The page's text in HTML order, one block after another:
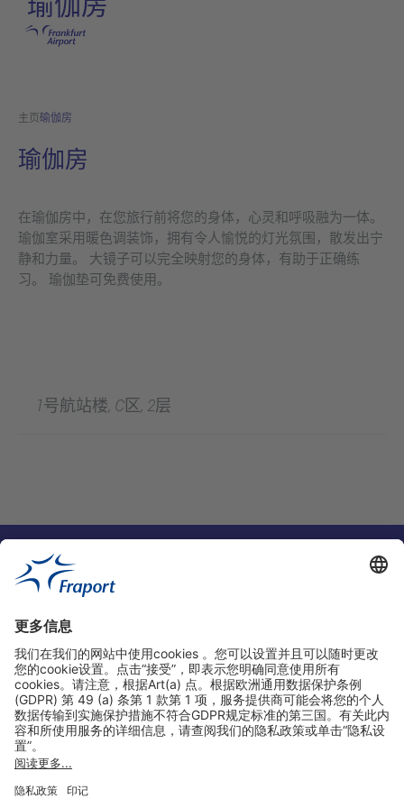
跳转至主页
主页瑜伽房
瑜伽房
在瑜伽房中，在您旅行前将您的身体，心灵和呼吸融为一体。
瑜伽室采用暖色调装饰，拥有令人愉悦的灯光氛围，散发出宁
静和力量。 大镜子可以完全映射您的身体，有助于正确练
习。 瑜伽垫可免费使用。
1号航站楼, C区, 2层
实用链接
购物&线上预定
关于我们